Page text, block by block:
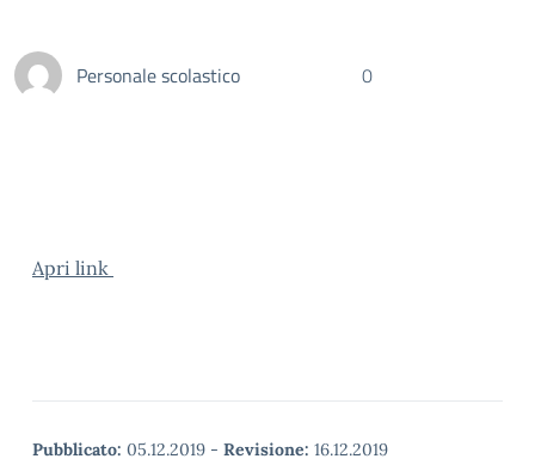
Personale scolastico 0
Apri link
Pubblicato: 05.12.2019 - Revisione: 16.12.2019